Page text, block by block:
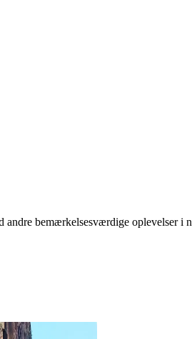
bemærkelsesværdige oplevelser i